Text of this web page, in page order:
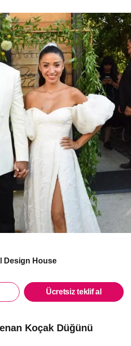
Design House
Ücretsiz teklif al
Koçak Düğünü